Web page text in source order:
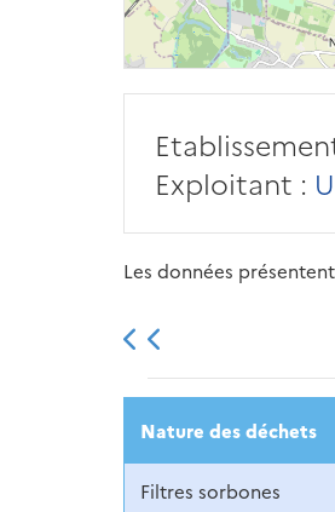
Exploitant :
Les données
2013
Nature des déchets
Filtres sorbones